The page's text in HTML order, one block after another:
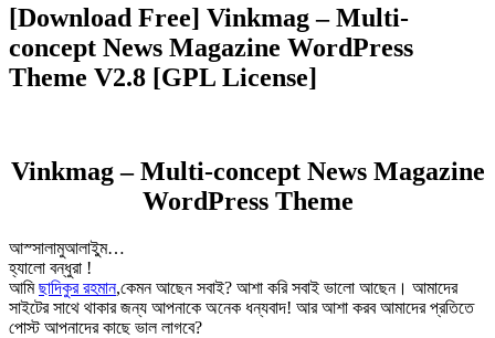
[Download Free] Vinkmag – Multi-
concept News Magazine WordPress
Theme V2.8 [GPL License]
Vinkmag – Multi-concept News Magazine
WordPress Theme
আস্সালামুআলাইুম…
হ্যালো বন্ধুরা !
আমিছাদিকুর রহমান,কেমন আছেন সবাই? আশা করি সবাই ভালো আছেন। আমাদের
সাইটের সাথে থাকার জন্য আপনাকে অনেক ধন্যবাদ! আর আশা করব আমাদের প্রতিতে
পোস্ট আপনাদের কাছে ভাল লাগবে?